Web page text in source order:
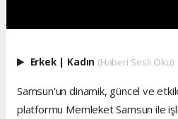
Erkek Kadın (Haberi Sesli Oku)
Samsun’un dinamik, güncel ve
platformu Memleket Samsun ile